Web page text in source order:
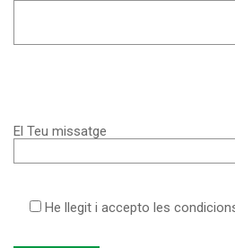
El Teu missatge
He llegit i accepto les